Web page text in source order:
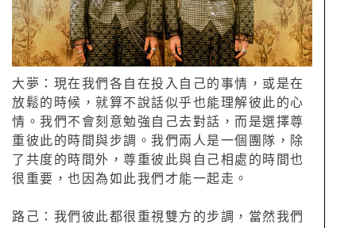
大夢：現在我們各自在投入自己的事情，或是在
放鬆的時候，就算不說話似乎也能理解彼此的心
情。我們不會刻意勉強自己去對話，而是選擇尊
重彼此的時間與步調。我們兩人是一個團隊，除
了共度的時間外，尊重彼此與自己相處的時間也
很重要，也因為如此我們才能一起走。
路己：我們彼此都很重視雙方的步調，當然我們